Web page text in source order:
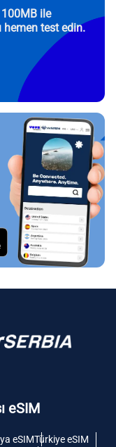
ile
hemen test edin.
eSIM
eSIMTürkiye eSIM